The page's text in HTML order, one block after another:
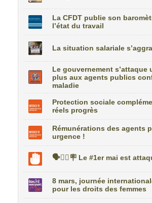
La CFDT publie son
l’état du travail
La situation salariale
Le gouvernement s’attaque
plus aux agents publics
maladie
Protection sociale
réels progrès
Rémunérations des agents
urgence !
🗣️✊🏼🪧 Le #1er mai est
8 mars, journée
pour les droits des femmes